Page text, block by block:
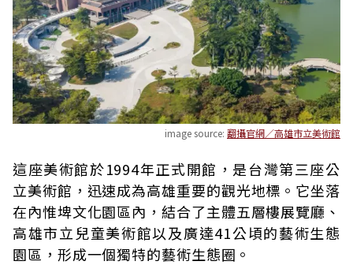
image source: 翻攝官網／高雄市立美術館
這座美術館於1994年正式開館，是台灣第三座公
立美術館，迅速成為高雄重要的觀光地標。它坐落
在內惟埤文化園區內，結合了主體五層樓展覽廳、
高雄市立兒童美術館以及廣達41公頃的藝術生態
園區，形成一個獨特的藝術生態圈。